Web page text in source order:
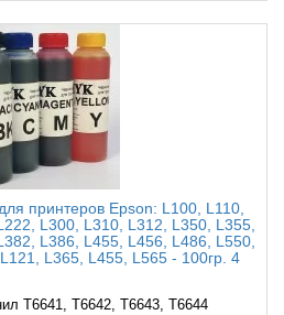
принтеров Epson: L100, L110,
L300, L310, L312, L350, L355,
L386, L455, L456, L486, L550,
L365, L455, L565 - 100гр. 4
T6641, T6642, T6643, T6644